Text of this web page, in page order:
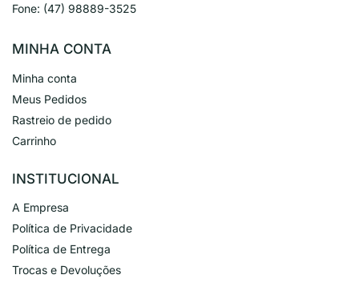
Fone: (47) 98889-3525
MINHA CONTA
Minha conta
Meus Pedidos
Rastreio de pedido
Carrinho
INSTITUCIONAL
A Empresa
Política de Privacidade
Política de Entrega
Trocas e Devoluções